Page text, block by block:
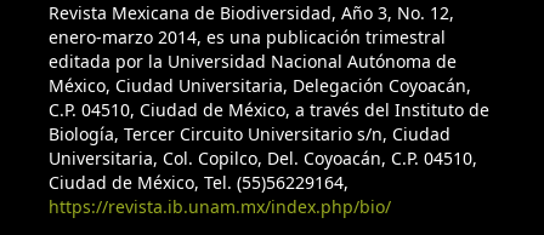
Revista Mexicana de Biodiversidad, Año 3, No. 12,
enero-marzo 2014, es una publicación trimestral
editada por la Universidad Nacional Autónoma de
México, Ciudad Universitaria, Delegación Coyoacán,
C.P. 04510, Ciudad de México, a través del Instituto de
Biología, Tercer Circuito Universitario s/n, Ciudad
Universitaria, Col. Copilco, Del. Coyoacán, C.P. 04510,
Ciudad de México, Tel. (55)56229164,
https://revista.ib.unam.mx/index.php/bio/